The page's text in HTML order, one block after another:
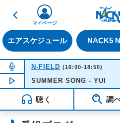
戻る
エアスケジュール NACK5
マイページ
NOW ON AIR
N-FIELD (16:00-18:50)
NOW PLAYING 18:05
SUMMER SONG - YUI
聴く 調